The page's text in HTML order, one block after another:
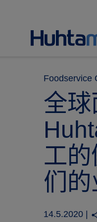
Foodservice
全球
工
们
14.5.2020 |